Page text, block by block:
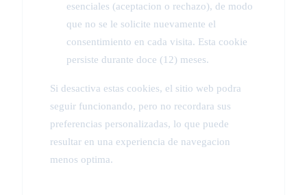
esenciales (aceptacion o rechazo), de modo
que no se le solicite nuevamente el
consentimiento en cada visita. Esta cookie
persiste durante doce (12) meses.
Si desactiva estas cookies, el sitio web podra
seguir funcionando, pero no recordara sus
preferencias personalizadas, lo que puede
resultar en una experiencia de navegacion
menos optima.